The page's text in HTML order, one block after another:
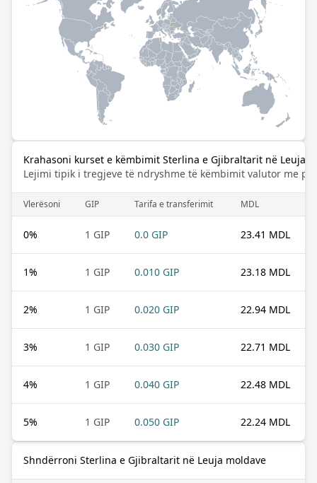
Krahasoni kurset e këmbimit Sterlina e Gjibraltarit në Leuja
Lejimi tipik i tregjeve të ndryshme të këmbimit valutor me
Vlerësoni GIP Tarifa e transferimit MDL
0% 1 GIP 0.0 GIP 23.41 MDL
1% 1 GIP 0.010 GIP 23.18 MDL
2% 1 GIP 0.020 GIP 22.94 MDL
3% 1 GIP 0.030 GIP 22.71 MDL
4% 1 GIP 0.040 GIP 22.48 MDL
5% 1 GIP 0.050 GIP 22.24 MDL
Shndërroni Sterlina e Gjibraltarit në Leuja moldave